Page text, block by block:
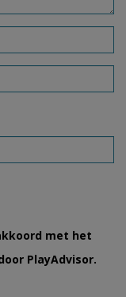
met het
PlayAdvisor.